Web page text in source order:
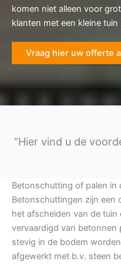
komen niet alleen voor
klanten met een kleine
Vraag hier uw offerte
“Hier vind u de
Betonschutting of palen in
Betonschuttingen zijn een
het afscheiden van de
vervaardigd van betonnen
stevig in de bodem
afgewerkt met b.v. steen